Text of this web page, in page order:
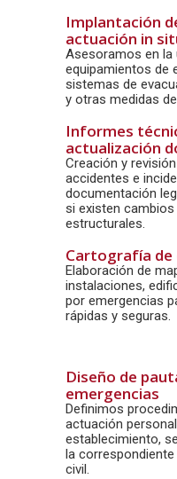
Implantación
actuación in
Asesoramos en la
equipamientos de
sistemas de
y otras medidas
Informes
actualización
Creación y
accidentes e
documentación
si existen
estructurales.
Cartografía de
Elaboración de
instalaciones,
por emergencias
rápidas y seguras.
Diseño de
emergencias
Definimos
actuación
establecimiento,
la
civil.